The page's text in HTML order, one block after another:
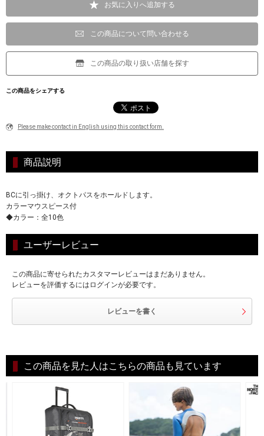
お気に入りへ追加する
この商品について問い合わせる
この商品の取り扱い店舗を探す
この商品をシェアする
Please make contact in English using this contact form.
商品説明
BCに引っ掛け、オクトパスをホールドします。
カラーマウスピース付
◆カラー：全10色
ユーザーレビュー
この商品に寄せられたカスタマーレビューはまだありません。
レビューを評価するにはログインが必要です。
レビューを書く
この商品を見た人はこちらの商品も見ています